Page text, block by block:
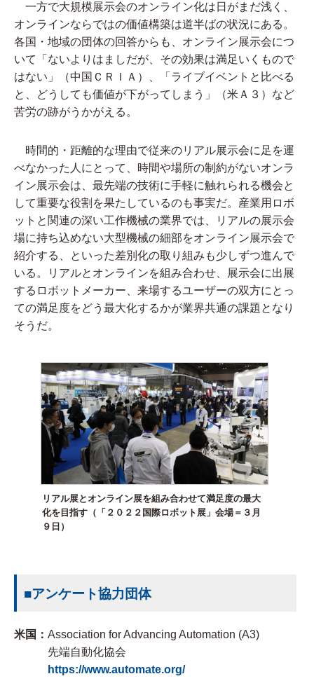
一方で大規模展示会のオンライン化は日がまだ浅く、
オンラインならではの価値構築は道半ばの状況にある。
各国・地域の団体の回答からも、オンライン展示会につ
いて「ないよりはましだが、その効果は満足いくもので
はない」（中国ＣＲＩＡ）、「ライブイベントと比べる
と、どうしても価値が下がってしまう」（米Ａ３）など
苦労の跡がうかがえる。
時間的・距離的な理由で従来のリアル展示会に足を運
べなかった人にとって、時間や場所の制約がないオンラ
イン展示会は、最先端の技術に手軽に触れられる機会と
して重要な役割を果たしているのも事実だ。産業用ロボ
ットと関連の深い工作機械の業界では、リアルの展示会
場に持ち込めない大型機械の細部をオンライン展示会で
紹介する、といった差別化の取り組みも少しずつ進んで
いる。リアルとオンラインを組み合わせ、展示会に出展
するロボットメーカー、来場するユーザーの双方にとっ
ての満足度をどう最大化するかが業界共通の課題となり
そうだ。
リアル展とオンライン展を組み合わせて満足度の最大
化を目指す（「２０２２国際ロボット展」会場＝３月
９日）
■アンケート協力団体
米国： Association for Advancing Automation (A3)
先端自動化協会
https://www.automate.org/